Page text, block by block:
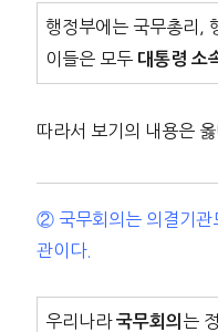
행정부에는 국무총리,
이들은 모두 대통령 소
따라서 보기의 내용은 옳
② 국무회의는 의결기관
관이다.
우리나라 국무회의 는